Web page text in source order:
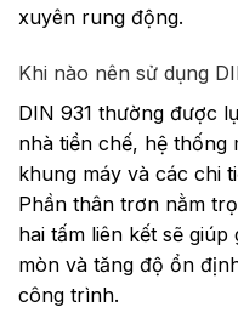
xuyên rung động.
Khi nào nên sử dụng
DIN 931 thường được
nhà tiền chế, hệ thống
khung máy và các chi
Phần thân trơn nằm
hai tấm liên kết sẽ
mòn và tăng độ ổn
công trình.